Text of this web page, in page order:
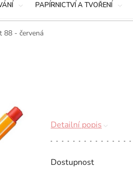
PAPÍRNICTVÍ A TVOŘENÍ
88 - červená
Dostupnost
Detailní popis